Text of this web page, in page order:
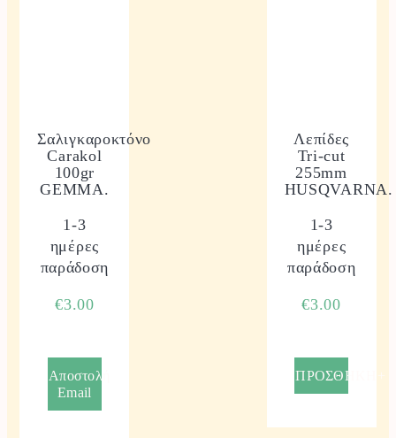
Σαλιγκαροκτόνο
Carakol
100gr
GEMMA.
1-3
ημέρες
παράδοση
€3.00
Αποστολή
Email
Λεπίδες
Tri-cut
255mm
HUSQVARNA.
1-3
ημέρες
παράδοση
€3.00
ΠΡΟΣΘΗΚΗ+